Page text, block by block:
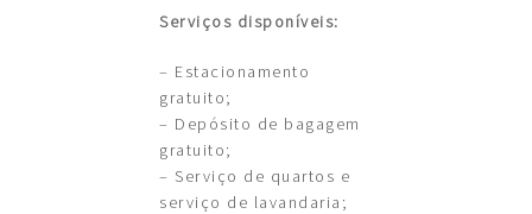
Serviços disponíveis:
– Estacionamento
gratuito;
– Depósito de bagagem
gratuito;
– Serviço de quartos e
serviço de lavandaria;